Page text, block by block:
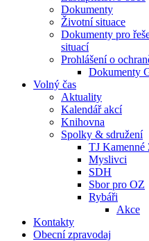
Dokumenty
Životní situace
Dokumenty pro
situací
Prohlášení o
Dokumenty
Volný čas
Aktuality
Kalendář akcí
Knihovna
Spolky & sdružení
TJ Kamenné
Myslivci
SDH
Sbor pro OZ
Rybáři
Akce
Kontakty
Obecní zpravodaj